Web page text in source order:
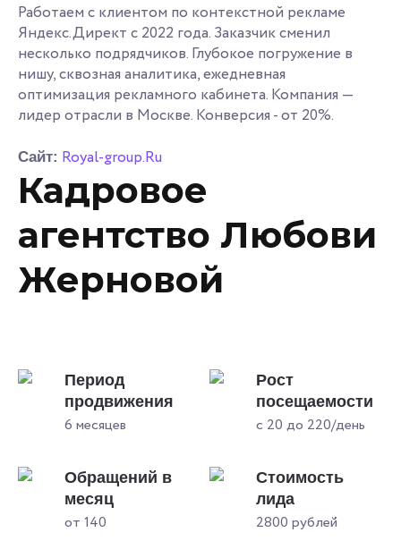
Работаем с клиентом по контекстной рекламе
Яндекс.Директ с 2022 года. Заказчик сменил
несколько подрядчиков. Глубокое погружение в
нишу, сквозная аналитика, ежедневная
оптимизация рекламного кабинета. Компания —
лидер отрасли в Москве. Конверсия - от 20%.
Сайт: Royal-group.Ru
Кадровое
агентство Любови
Жерновой
Период
продвижения
6 месяцев
Рост
посещаемости
с 20 до 220/день
Обращений в
месяц
от 140
Стоимость
лида
2800 рублей